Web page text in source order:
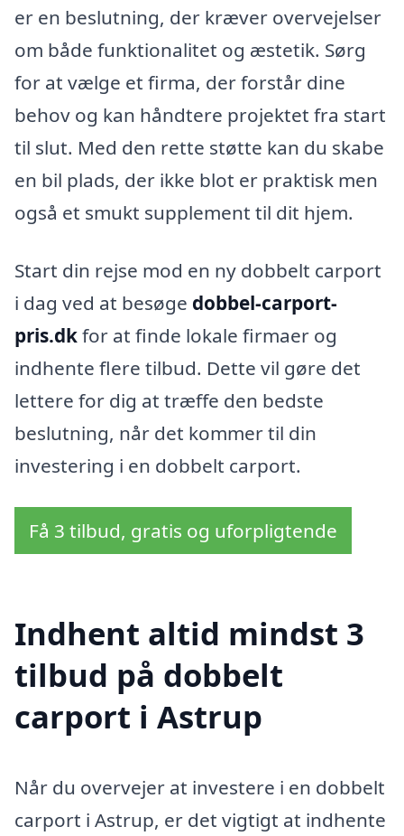
er en beslutning, der kræver overvejelser
om både funktionalitet og æstetik. Sørg
for at vælge et firma, der forstår dine
behov og kan håndtere projektet fra start
til slut. Med den rette støtte kan du skabe
en bil plads, der ikke blot er praktisk men
også et smukt supplement til dit hjem.
Start din rejse mod en ny dobbelt carport
i dag ved at besøge dobbel-carport-
pris.dkfor at finde lokale firmaer og
indhente flere tilbud. Dette vil gøre det
lettere for dig at træffe den bedste
beslutning, når det kommer til din
investering i en dobbelt carport.
Få 3 tilbud, gratis og uforpligtende
Indhent altid mindst 3
tilbud på dobbelt
carport i Astrup
Når du overvejer at investere i en dobbelt
carport i Astrup, er det vigtigt at indhente